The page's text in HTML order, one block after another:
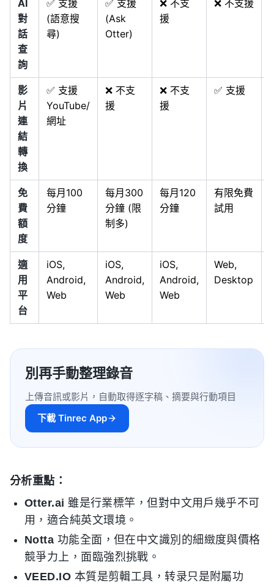
AI
對
話
查
詢
✅ 支援
(語意搜
尋)
✅ 支援
(Ask
Otter)
❌ 不支
援
❌ 不支援
影
片
連
結
轉
換
✅ 支援
YouTube/
網址
❌ 不支
援
❌ 不支
援
✅ 支援
免
費
額
度
每月100
分鐘
每月300
分鐘 (限
制多)
每月120
分鐘
有限免費
試用
適
用
平
台
iOS,
Android,
Web
iOS,
Android,
Web
iOS,
Android,
Web
Web,
Desktop
別再手動整理錄音
上傳音訊或影片，自動取得逐字稿、摘要與行動項目
下載 Tinrec App
分析重點：
Otter.ai 雖是行業標竿，但對中文用戶幾乎不可
用，適合純英文環境。
Notta 功能全面，但在中文識別的細緻度與價格
競爭力上，面臨強烈挑戰。
VEED.IO 本質是剪輯工具，转录只是附屬功